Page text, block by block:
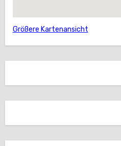
Größere Kartenansicht